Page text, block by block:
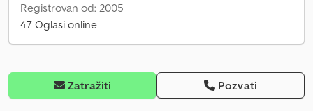
Registrovan od: 2005
47 Oglasi online
Zatražiti Pozvati